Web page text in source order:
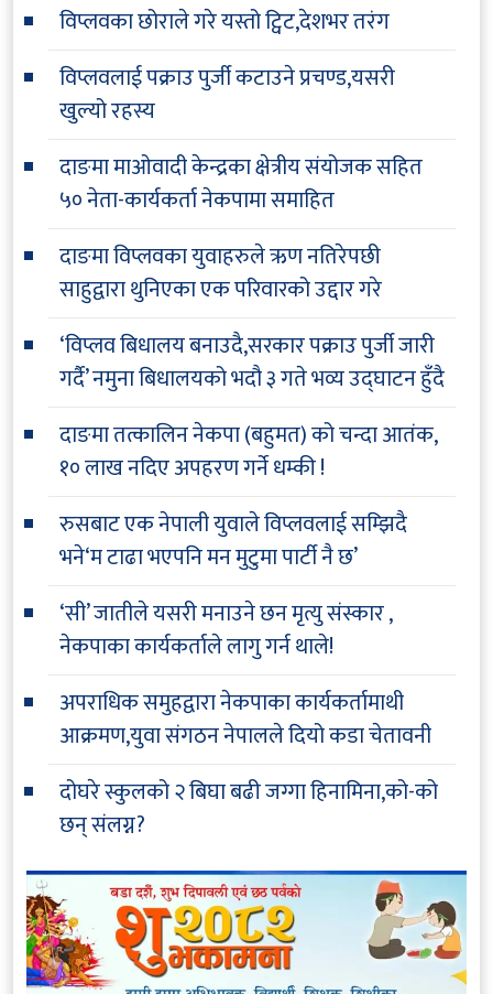
विप्लवका छोराले गरे यस्तो ट्विट,देशभर तरंग
विप्लवलाई पक्राउ पुर्जी कटाउने प्रचण्ड,यसरी
खुल्यो रहस्य
दाङमा माओवादी केन्द्रका क्षेत्रीय संयोजक सहित
५० नेता-कार्यकर्ता नेकपामा समाहित
दाङमा विप्लवका युवाहरुले ऋण नतिरेपछी
साहुद्वारा थुनिएका एक परिवारको उद्दार गरे
‘विप्लव बिधालय बनाउदै,सरकार पक्राउ पुर्जी जारी
गर्दै’ नमुना बिधालयको भदौ ३ गते भव्य उद्घाटन हुँदै
दाङमा तत्कालिन नेकपा (बहुमत) को चन्दा आतंक,
१० लाख नदिए अपहरण गर्ने धम्की !
रुसबाट एक नेपाली युवाले विप्लवलाई सम्झिदै
भने‘म टाढा भएपनि मन मुटुमा पार्टी नै छ’
‘सी’ जातीले यसरी मनाउने छन मृत्यु संस्कार ,
नेकपाका कार्यकर्ताले लागु गर्न थाले!
अपराधिक समुहद्वारा नेकपाका कार्यकर्तामाथी
आक्रमण,युवा संगठन नेपालले दियो कडा चेतावनी
दोघरे स्कुलको २ बिघा बढी जग्गा हिनामिना,को-को
छन् संलग्न?